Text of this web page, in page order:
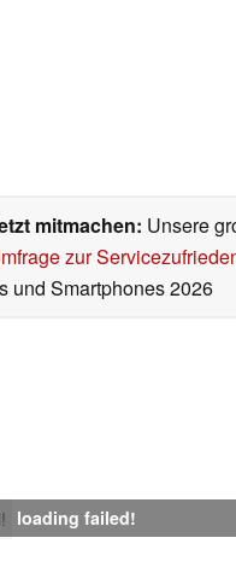
mitmachen: Unsere
zur
und Smartphones 2026
loading failed!